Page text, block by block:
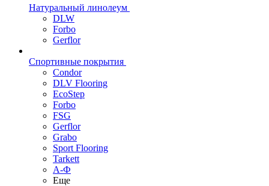
Натуральный линолеум
DLW
Forbo
Gerflor
Спортивные покрытия
Condor
DLV Flooring
EcoStep
Forbo
FSG
Gerflor
Grabo
Sport Flooring
Tarkett
А-Ф
Еще